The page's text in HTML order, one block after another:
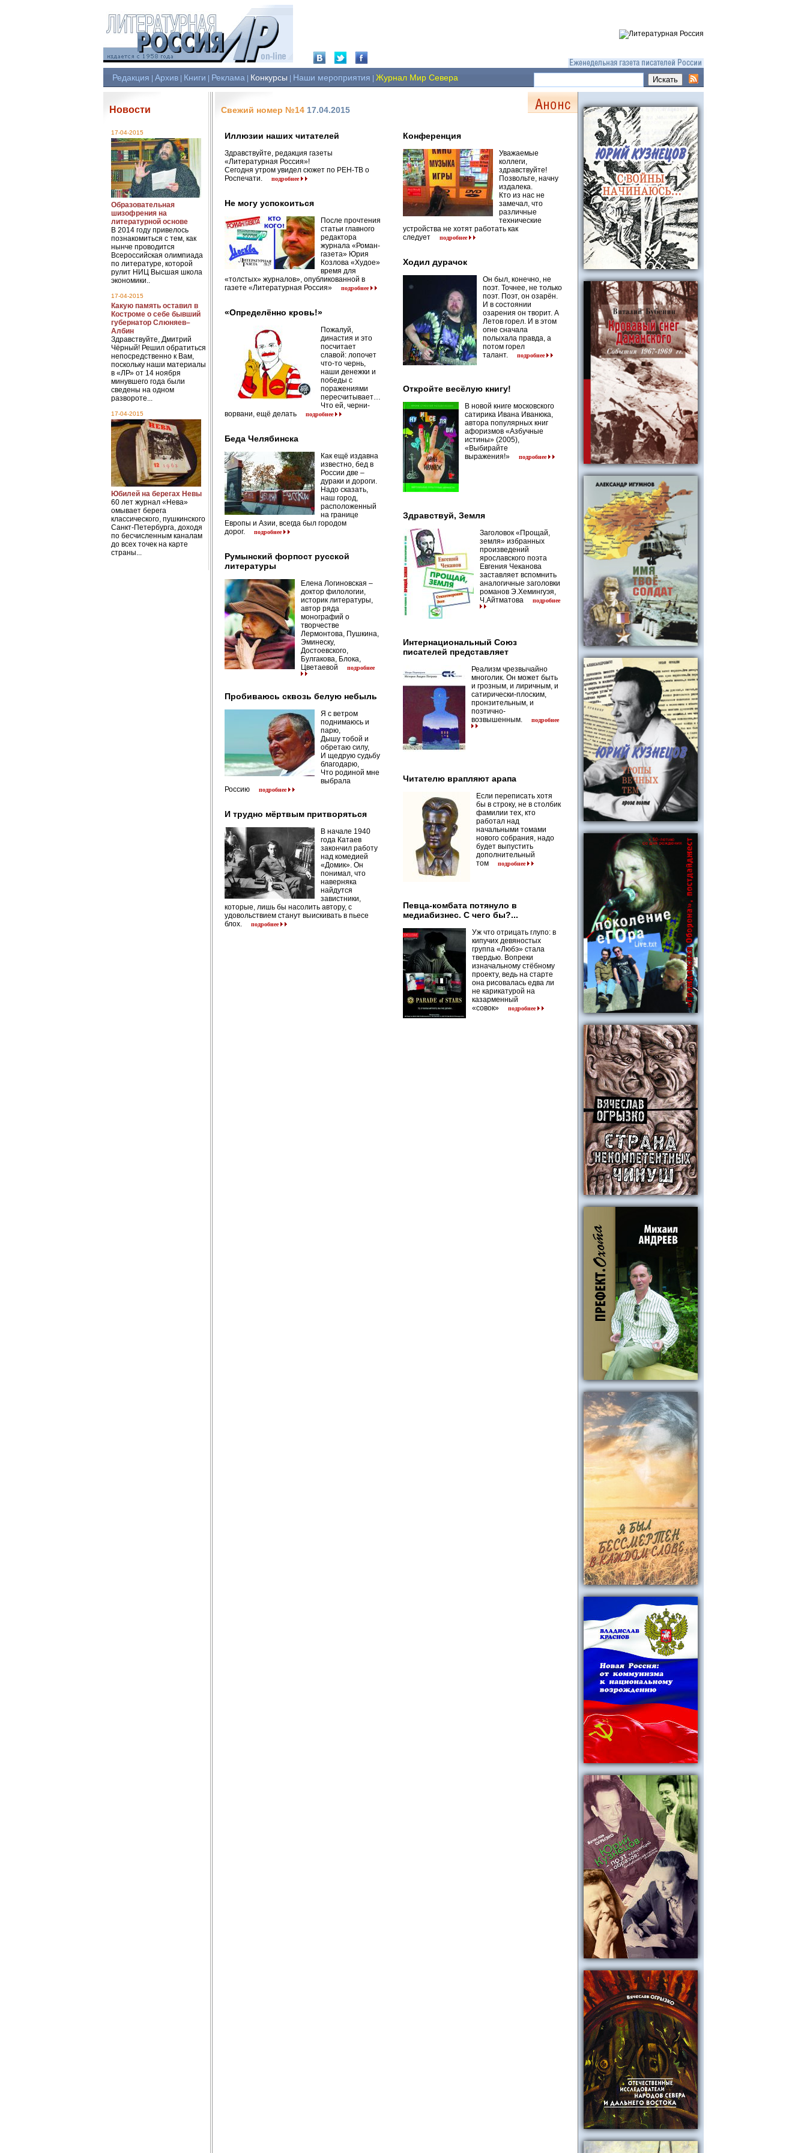
Редакция Архив Книги Реклама Конкурсы Наши мероприятия Журнал Мир Севера
Новости
17-04-2015
Образовательная
шизофрения на
литературной основе
В 2014 году привелось
познакомиться с тем, как
нынче проводится
Всероссийская олимпиада
по литературе, которой
рулит НИЦ Высшая школа
экономики..
17-04-2015
Какую память оставил в
Костроме о себе бывший
губернатор Слюняев–
Албин
Здравствуйте, Дмитрий
Чёрный! Решил обратиться
непосредственно к Вам,
поскольку наши материалы
в «ЛР» от 14 ноября
минувшего года были
сведены на одном
развороте...
17-04-2015
Юбилей на берегах Невы
60 лет журнал «Нева»
омывает берега
классического, пушкинского
Санкт-Петербурга, доходя
по бесчисленным каналам
до всех точек на карте
страны...
Свежий номер №14 17.04.2015
Иллюзии наших читателей
Здравствуйте, редакция газеты
«Литературная Россия»!
Сегодня утром увидел сюжет по РЕН-ТВ о
Роспечати.
подробнее
Не могу успокоиться
После прочтения
статьи главного
редактора
журнала «Роман-
газета» Юрия
Козлова «Худое»
время для
«толстых» журналов», опубликованной в
газете «Литературная Россия»
подробнее
«Определённо кровь!»
Пожалуй,
династия и это
посчитает
славой: лопочет
что-то чернь,
наши денежки и
победы с
поражениями
пересчитывает…
Что ей, черни-
ворвани, ещё делать
подробнее
Беда Челябинска
Как ещё издавна
известно, бед в
России две –
дураки и дороги.
Надо сказать,
наш город,
расположенный
на границе
Европы и Азии, всегда был городом
дорог.
подробнее
Румынский форпост русской
литературы
Елена Логиновская –
доктор филологии,
историк литературы,
автор ряда
монографий о
творчестве
Лермонтова, Пушкина,
Эминеску,
Достоевского,
Булгакова, Блока,
Цветаевой
подробнее
Пробиваюсь сквозь белую небыль
Я с ветром
поднимаюсь и
парю,
Дышу тобой и
обретаю силу,
И щедрую судьбу
благодарю,
Что родиной мне
выбрала
Россию
подробнее
И трудно мёртвым притворяться
В начале 1940
года Катаев
закончил работу
над комедией
«Домик». Он
понимал, что
наверняка
найдутся
завистники,
которые, лишь бы насолить автору, с
удовольствием станут выискивать в пьесе
блох.
подробнее
Конференция
Уважаемые
коллеги,
здравствуйте!
Позвольте, начну
издалека.
Кто из нас не
замечал, что
различные
технические
устройства не хотят работать как
следует
подробнее
Ходил дурачок
Он был, конечно, не
поэт. Точнее, не только
поэт. Поэт, он озарён.
И в состоянии
озарения он творит. А
Летов горел. И в этом
огне сначала
полыхала правда, а
потом горел
талант.
подробнее
Откройте весёлую книгу!
В новой книге московского
сатирика Ивана Иванюка,
автора популярных книг
афоризмов «Азбучные
истины» (2005),
«Выбирайте
выражения!»
подробнее
Здравствуй, Земля
Заголовок «Прощай,
земля» избранных
произведений
ярославского поэта
Евгения Чеканова
заставляет вспомнить
аналогичные заголовки
романов Э.Хемингуэя,
Ч.Айтматова
подробнее
Интернациональный Союз
писателей представляет
Реализм чрезвычайно
многолик. Он может быть
и грозным, и лиричным, и
сатирически-плоским,
пронзительным, и
поэтично-
возвышенным.
подробнее
Читателю врапляют арапа
Если переписать хотя
бы в строку, не в столбик
фамилии тех, кто
работал над
начальными томами
нового собрания, надо
будет выпустить
дополнительный
том
подробнее
Певца-комбата потянуло в
медиабизнес. С чего бы?...
Уж что отрицать глупо: в
кипучих девяностых
группа «Любэ» стала
твердью. Вопреки
изначальному стёбному
проекту, ведь на старте
она рисовалась едва ли
не карикатурой на
казарменный
«совок»
подробнее